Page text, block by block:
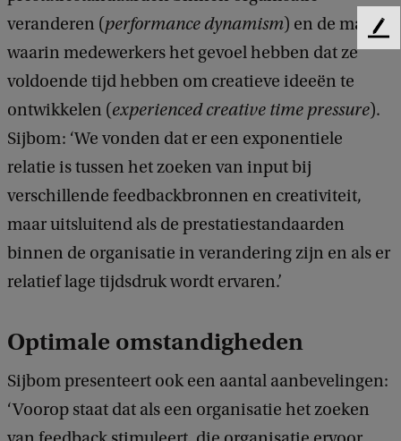
veranderen (performance dynamism) en de mate
waarin medewerkers het gevoel hebben dat ze
voldoende tijd hebben om creatieve ideeën te
ontwikkelen (experienced creative time pressure).
Sijbom: ‘We vonden dat er een exponentiele
relatie is tussen het zoeken van input bij
verschillende feedbackbronnen en creativiteit,
maar uitsluitend als de prestatiestandaarden
binnen de organisatie in verandering zijn en als er
relatief lage tijdsdruk wordt ervaren.’
Optimale omstandigheden
Sijbom presenteert ook een aantal aanbevelingen:
‘Voorop staat dat als een organisatie het zoeken
F
b